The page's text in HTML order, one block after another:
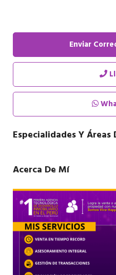
Enviar
Especialidades Y Áreas
Acerca De Mí